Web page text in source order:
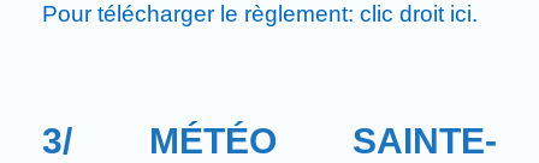
Pour télécharger le règlement: clic droit ici.
3/ MÉTÉO SAINTE-